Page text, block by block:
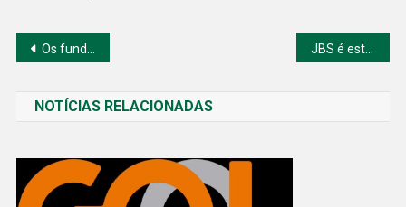
Navegação
Post
Os fundos imobiliários mais recomendados para comprar em agosto
NOTÍCIAS RELACIONADAS